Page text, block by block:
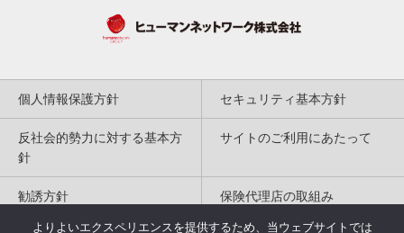
個人情報保護方針 セキュリティ基本方針
反社会的勢力に対する基本方
針
サイトのご利用にあたって
勧誘方針 保険代理店の取組み
よりよいエクスペリエンスを提供するため、当ウェブサイトでは